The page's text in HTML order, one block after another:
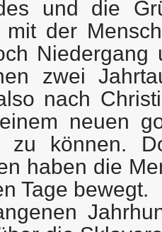
und die
der
Niedergang
zwei
nach
neuen
zu können.
haben die
Tage bewegt.